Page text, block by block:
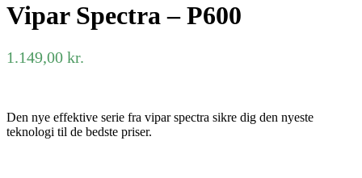
Vipar Spectra – P600
1.149,00 kr.
Den nye effektive serie fra vipar spectra sikre dig den nyeste
teknologi til de bedste priser.